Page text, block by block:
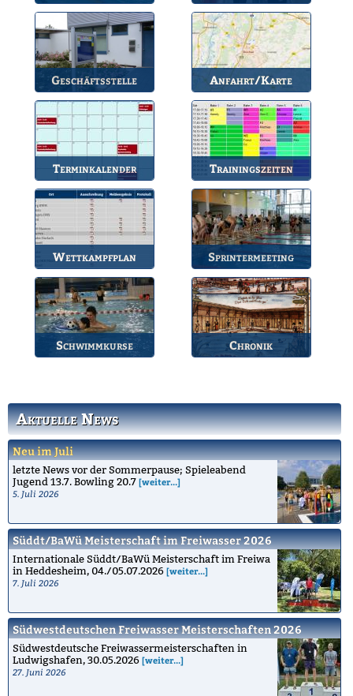
Aktuelle News
Neu im Juli
letzte News vor der Sommerpause; Spieleabend
Jugend 13.7. Bowling 20.7 [weiter...]
5. Juli 2026
Süddt/BaWü Meisterschaft im Freiwasser 2026
Internationale Süddt/BaWü Meisterschaft im Freiwa
in Heddesheim, 04./05.07.2026 [weiter...]
7. Juli 2026
Südwestdeutschen Freiwasser Meisterschaften 2026
Südwestdeutsche Freiwassermeisterschaften in
Ludwigshafen, 30.05.2026 [weiter...]
27. Juni 2026
Die wichtigsten Infos
zum BSV.
Unsere amtierende
Vorstandschaft.
Geschäftsstelle
Anlaufstelle für alle
Anfahrt/Karte
So können Sie uns
erreichen.
Terminkalender
Die Termine des BSV.
Trainingszeiten
Bahnbelegungen der
Gruppen.
Wettkampfplan
Übersicht der aktuellen
Wettkämpfe.
Sprintermeeting
Jährlicher Wettkampf
des BSV.
Schwimmkurse Chronik